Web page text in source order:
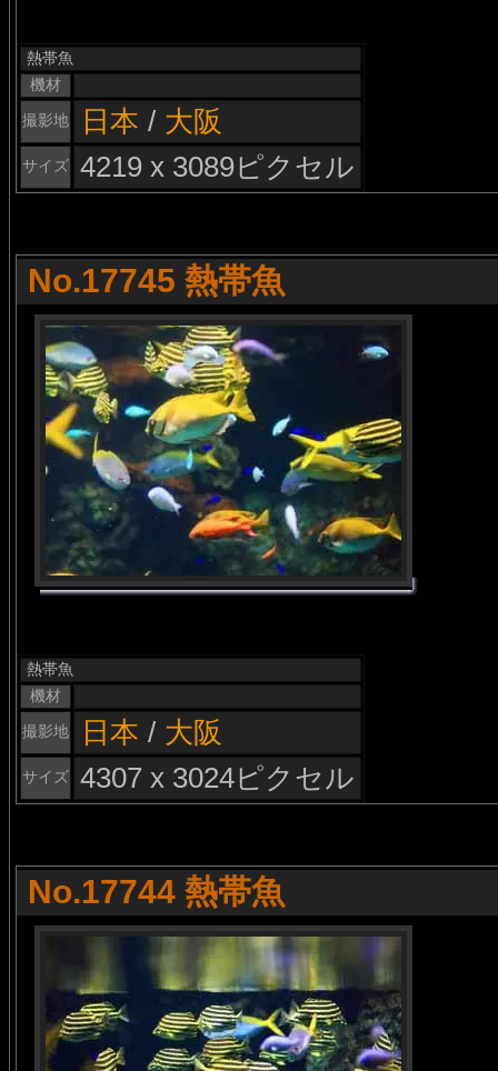
熱帯魚
機材
撮影地
日本 / 大阪
サイズ 4219 x 3089ピクセル
No.17745 熱帯魚
熱帯魚
機材
撮影地
日本 / 大阪
サイズ 4307 x 3024ピクセル
No.17744 熱帯魚